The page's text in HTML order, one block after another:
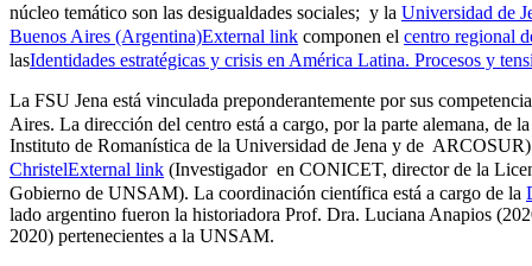
núcleo temático son las desigualdades sociales; y la Universidad de
Buenos Aires (Argentina)External link componen el centro regional
lasIdentidades estratégicas y crisis en América Latina. Procesos y
La FSU Jena está vinculada preponderantemente por sus
Aires. La dirección del centro está a cargo, por la parte alemana, de
Instituto de Romanística de la Universidad de Jena y de
ChristelExternal link (Investigador en CONICET, director de la
Gobierno de UNSAM). La coordinación científica está a cargo de la
lado argentino fueron la historiadora Prof. Dra. Luciana Anapios
2020) pertenecientes a la UNSAM.